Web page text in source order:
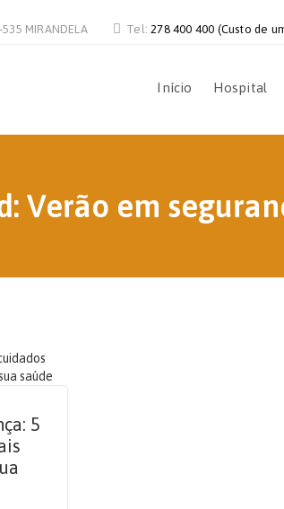
MIRANDELA Tel:278 400 400 (Custo de
Início Hospital
Verão em
5